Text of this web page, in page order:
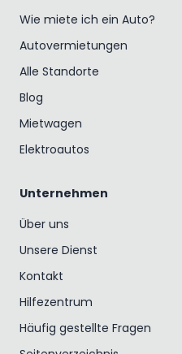
Wie miete ich ein Auto?
Autovermietungen
Alle Standorte
Blog
Mietwagen
Elektroautos
Unternehmen
Über uns
Unsere Dienst
Kontakt
Hilfezentrum
Häufig gestellte Fragen